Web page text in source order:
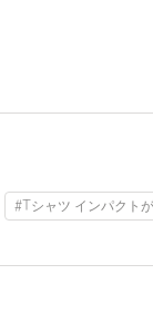
ブレ、ボケなど従
※商品画像は、光
ご了承ください。
※商品の色味の目
店舗へお問い合わ
品名：SC
ニックネーム：
購入カラー：その
ちょっとサイズ
#Tシャツ インパクト